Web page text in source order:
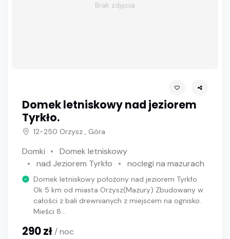
Brak zdjęcia
Domek letniskowy nad jeziorem
Tyrkło.
12-250 Orzysz , Góra
Domki
Domek letniskowy
nad Jeziorem Tyrkło
noclegi na mazurach
Domek letniskowy położony nad jeziorem Tyrkło.
Ok 5 km od miasta Orzysz(Mazury) Zbudowany w
całości z bali drewnianych z miejscem na ognisko.
Mieści 8...
290 zł / noc